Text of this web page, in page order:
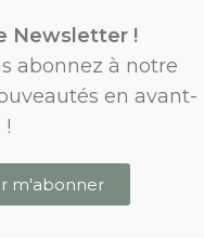
Newsletter !
abonnez à notre
en avant-
m'abonner